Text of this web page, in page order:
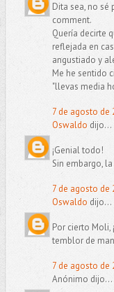
Dita sea, no sé
comment.
Quería decirte
reflejada en
angustiado y
Me he sentido
"llevas media
7 de agosto de
Oswaldo dijo...
¡Genial todo!
Sin embargo,
7 de agosto de
Oswaldo dijo...
Por cierto Moli,
temblor de
7 de agosto de
Anónimo dijo...